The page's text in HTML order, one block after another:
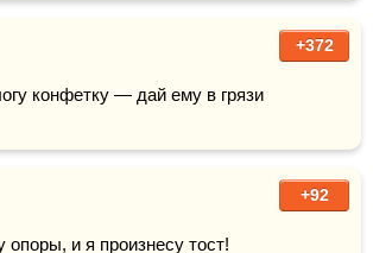
+372
конфетку — дай ему в грязи
+92
опоры, и я произнесу тост!